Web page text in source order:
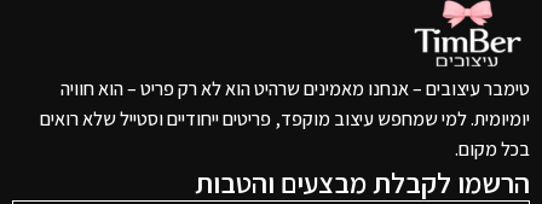
טימבר עיצובים – אנחנו מאמינים שרהיט הוא לא רק פריט – הוא חוויה
יומיומית. למי שמחפש עיצוב מוקפד, פריטים ייחודיים וסטייל שלא רואים
בכל מקום.
הרשמו לקבלת מבצעים והטבות